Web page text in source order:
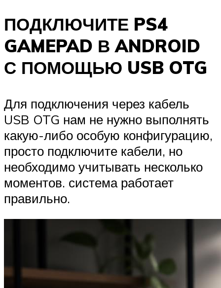
ПОДКЛЮЧИТЕ PS4
GAMEPAD В ANDROID
С ПОМОЩЬЮ USB OTG
Для подключения через кабель
USB OTG нам не нужно выполнять
какую-либо особую конфигурацию,
просто подключите кабели, но
необходимо учитывать несколько
моментов. система работает
правильно.